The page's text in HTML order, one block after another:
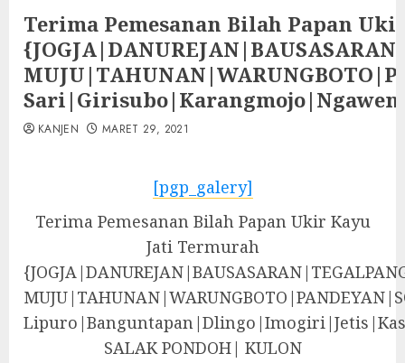
Terima Pemesanan Bilah Papan
KANJEN MARET 29, 2021
[pgp_galery]
Terima Pemesanan Bilah Papan Ukir Kayu
Jati Termurah
SALAK PONDOH| KULON